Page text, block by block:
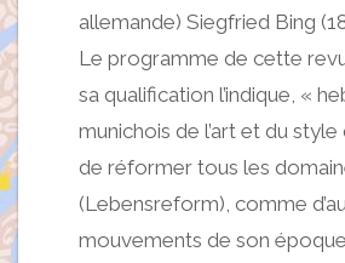
allemande) Siegfried Bing
Le programme de cette
sa qualification l’indique, «
munichois de l’art et du
de réformer tous les
(Lebensreform), comme
mouvements de son